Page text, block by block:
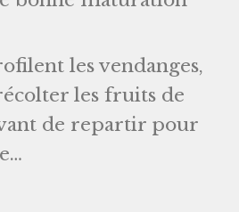
les vendanges,
les fruits de
de repartir pour